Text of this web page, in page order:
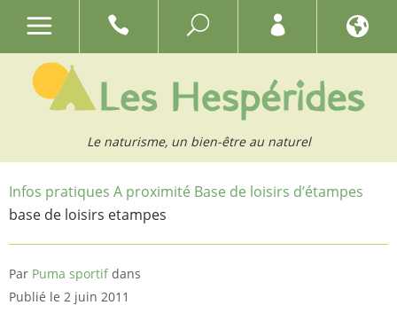
Le naturisme, un bien-être au naturel
Infos pratiques A proximité Base de loisirs d’étampes
base de loisirs etampes
Par Puma sportif dans
Publié le 2 juin 2011